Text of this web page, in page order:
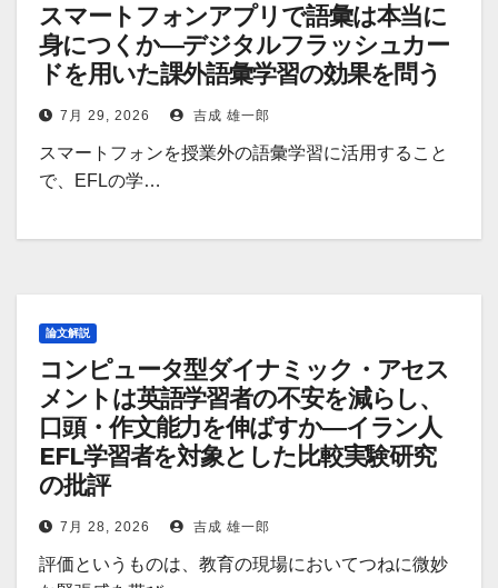
スマートフォンアプリで語彙は本当に
身につくか―デジタルフラッシュカー
ドを用いた課外語彙学習の効果を問う
7月 29, 2026 吉成 雄一郎
スマートフォンを授業外の語彙学習に活用すること
で、EFLの学…
論文解説
コンピュータ型ダイナミック・アセス
メントは英語学習者の不安を減らし、
口頭・作文能力を伸ばすか―イラン人
EFL学習者を対象とした比較実験研究
の批評
7月 28, 2026 吉成 雄一郎
評価というものは、教育の現場においてつねに微妙